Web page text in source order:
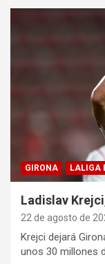
GIRONA LALIGA
Ladislav
22 de agosto de
Krejci dejará
unos 30 millones